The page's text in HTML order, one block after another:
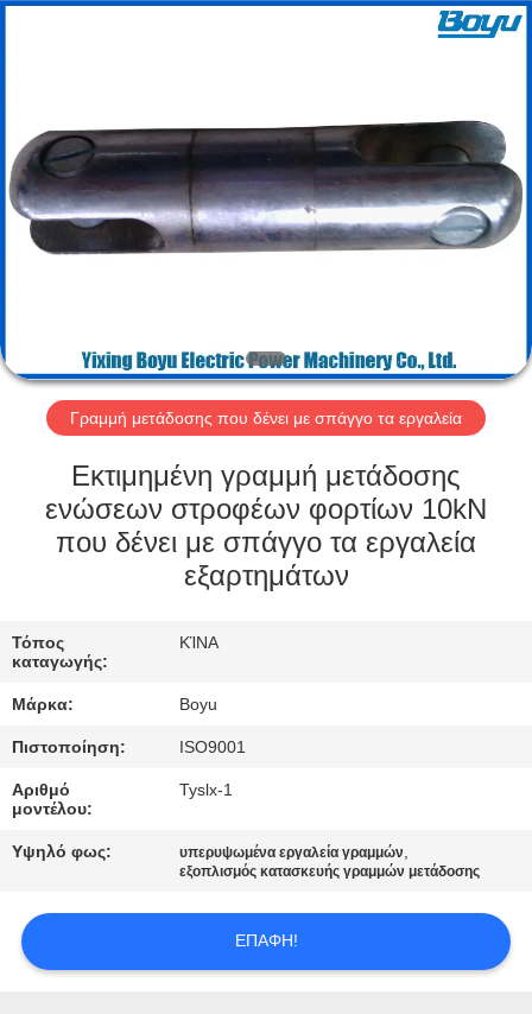
ΣΠΊΤΙ
ΠΡΟΪΌΝΤΑ
ΓΎΡΟΣ
ΕΡΓΟΣΤΑΣΊΩΝ
ΠΟΙΟΤΙΚΌΣ
ΈΛΕΓΧΟΣ
ΕΛΆΤΕ
ΣΕ
ΕΠΑΦΉ
ΕΙΔΉΣΕΙΣ
ΖΗΤΉΣΤΕ
ΈΝΑ
Reserved.
Γραμμή μετάδοσης που δένει με σπάγγο τα εργαλεία
Εκτιμημένη γραμμή μετάδοσης
ενώσεων στροφέων φορτίων 10kN
που δένει με σπάγγο τα εργαλεία
εξαρτημάτων
Τόπος
καταγωγής:
ΚΊΝΑ
Μάρκα: Boyu
Πιστοποίηση: ISO9001
Αριθμό
μοντέλου:
Tyslx-1
Υψηλό φως: υπερυψωμένα εργαλεία γραμμών,
εξοπλισμός κατασκευής γραμμών μετάδοσης
ΕΠΑΦΉ!